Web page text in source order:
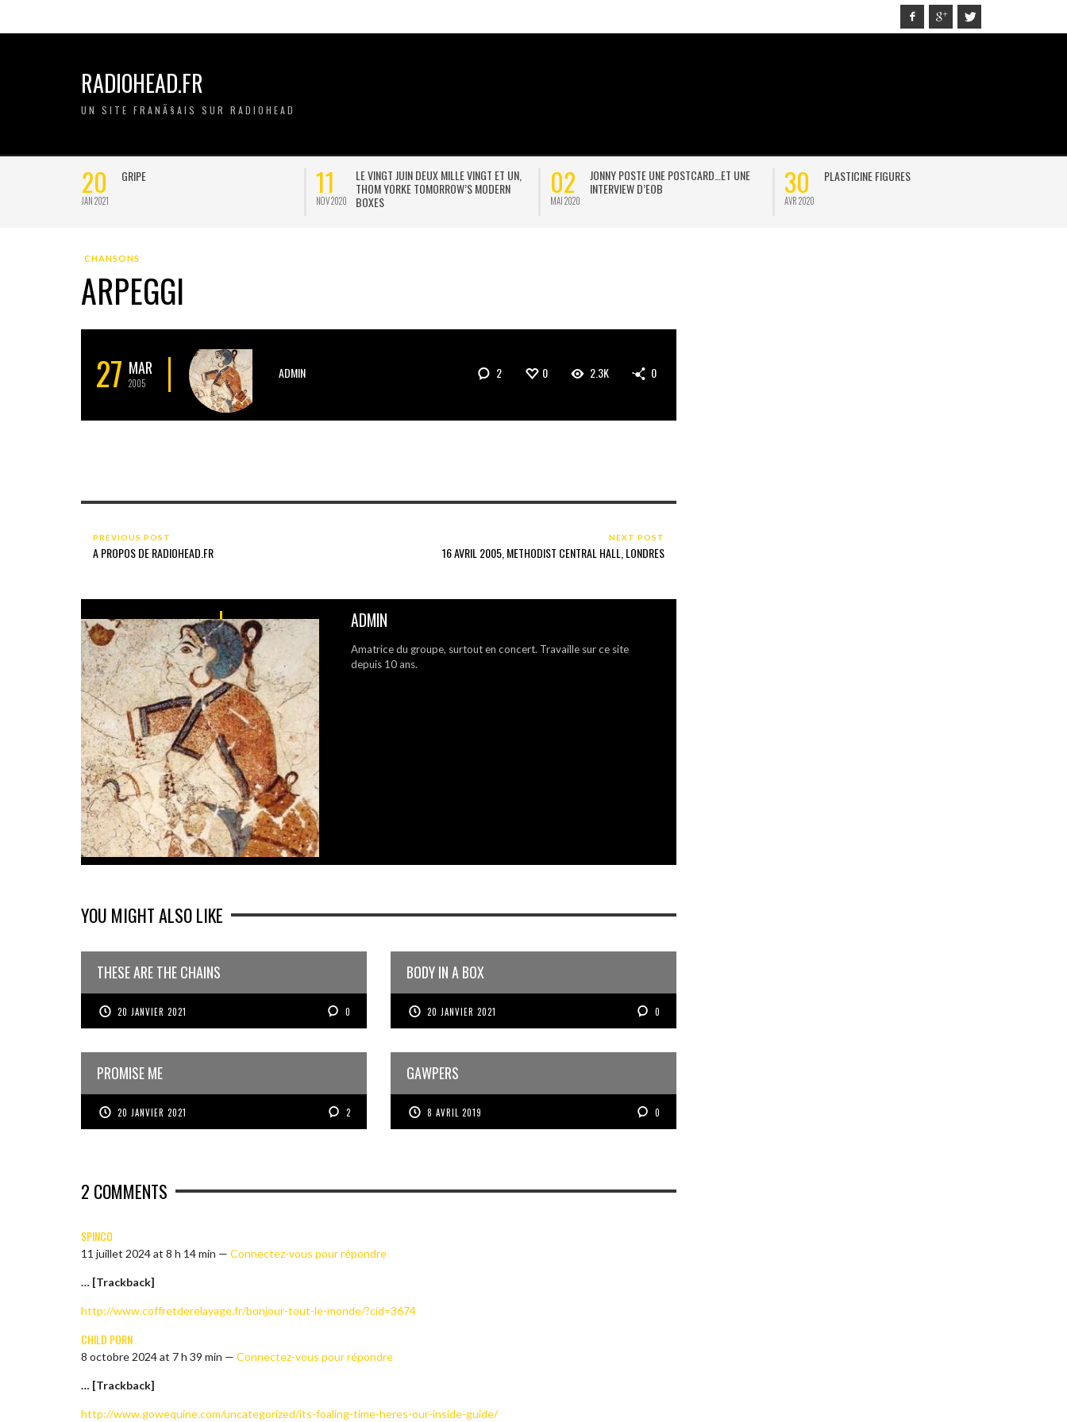
RADIOHEAD.FR
UN SITE FRANÃ§AIS SUR RADIOHEAD
20
JAN 2021
GRIPE 11
NOV 2020
LE VINGT JUIN DEUX MILLE VINGT ET UN,
THOM YORKE TOMORROW’S MODERN
BOXES
02
MAI 2020
JONNY POSTE UNE POSTCARD…ET UNE
INTERVIEW D’EOB
30
AVR 2020
PLASTICINE FIGURES
CHANSONS
ARPEGGI
27 MAR
2005
ADMIN 2 0 2.3K 0
PREVIOUS POST
A PROPOS DE RADIOHEAD.FR
NEXT POST
16 AVRIL 2005, METHODIST CENTRAL HALL, LONDRES
ADMIN
Amatrice du groupe, surtout en concert. Travaille sur ce site
depuis 10 ans.
YOU MIGHT ALSO LIKE
THESE ARE THE CHAINS
20 JANVIER 2021 0
BODY IN A BOX
20 JANVIER 2021 0
PROMISE ME
20 JANVIER 2021 2
GAWPERS
8 AVRIL 2019 0
2 COMMENTS
SPINCO
11 juillet 2024 at 8 h 14 min — Connectez-vous pour répondre
… [Trackback]
http://www.coffretderelayage.fr/bonjour-tout-le-monde/?cid=3674
CHILD PORN
8 octobre 2024 at 7 h 39 min — Connectez-vous pour répondre
… [Trackback]
http://www.gowequine.com/uncategorized/its-foaling-time-heres-our-inside-guide/